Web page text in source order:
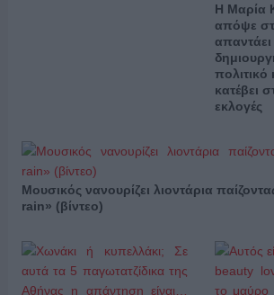
Η Μαρία
απόψε
κατέβει
εκλογές
Μουσικός νανουρίζει λιοντάρια
rain» (βίντεο)